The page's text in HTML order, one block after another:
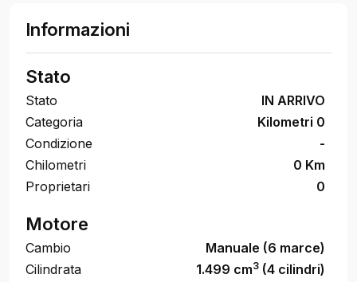
Informazioni
Stato
Stato
IN ARRIVO
Categoria
Kilometri 0
Condizione
-
Chilometri
0 Km
Proprietari
0
Motore
Cambio
Manuale (6 marce)
Cilindrata
1.499 cm3 (4 cilindri)